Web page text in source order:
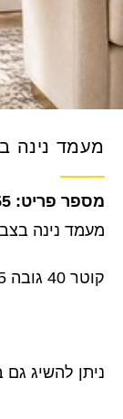
מעמד נינה
מעמד נינה
קוטר 40 גובה 65 ס"מ
ניתן להשיג